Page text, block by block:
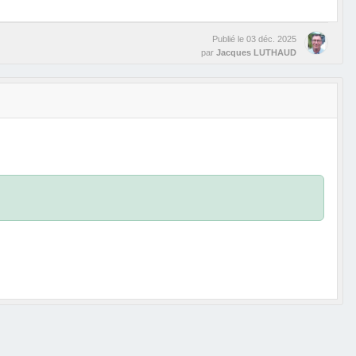
Publié le 03 déc. 2025
par Jacques LUTHAUD